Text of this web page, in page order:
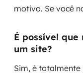
motivo. Se você
É possível
um site?
Sim, é